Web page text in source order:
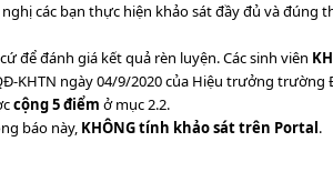
các bạn thực hiện khảo sát đầy đủ và đúng
để đánh giá kết quả rèn luyện. Các sinh viên
KHTN ngày 04/9/2020 của Hiệu trưởng trường
cộng 5 điểm ở mục 2.2.
báo này, KHÔNGtính khảo sát trên Portal.